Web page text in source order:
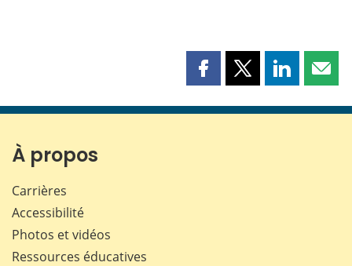
Partager
page
Partager
page
Partager
page page
À propos
Carrières
Accessibilité
Photos et vidéos
Ressources éducatives